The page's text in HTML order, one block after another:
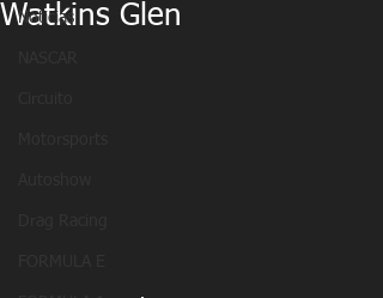
Noticias
Watkins Glen